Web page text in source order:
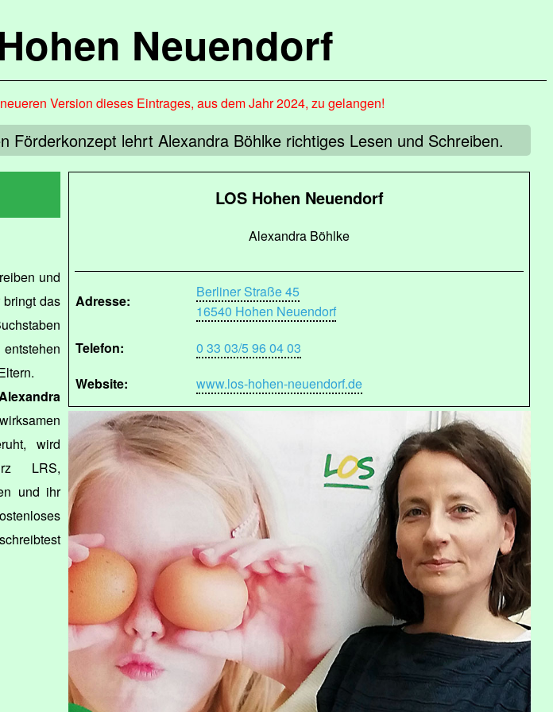
Neuendorf
Version dieses Eintrages, aus dem Jahr 2024, zu gelangen!
Förderkonzept lehrt Alexandra Böhlke richtiges Lesen und Schreiben.
LOS Hohen Neuendorf
Alexandra Böhlke
Adresse:
Berliner Straße 45
16540 Hohen Neuendorf
Telefon:
0 33 03/5 96 04 03
Website:
www.los-hohen-neuendorf.de
und
das
wird
LRS,
und ihr